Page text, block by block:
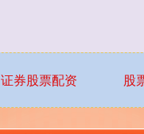
证券股票配资 股